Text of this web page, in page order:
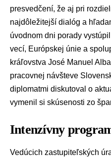
presvedčení, že aj pri
najdôležitejší dialóg a
úvodnom dni porady
vecí, Európskej únie a
kráľovstva José Manuel
pracovnej návšteve
diplomatmi diskutoval o
vymenil si skúsenosti zo
Intenzívny
Vedúcich zastupiteľských